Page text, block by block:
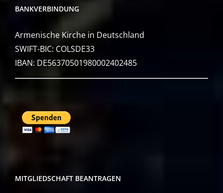
BANKVERBINDUNG
Armenische Kirche in Deutschland
SWIFT-BIC: COLSDE33
IBAN: DE56370501980002402485
MITGLIEDSCHAFT BEANTRAGEN